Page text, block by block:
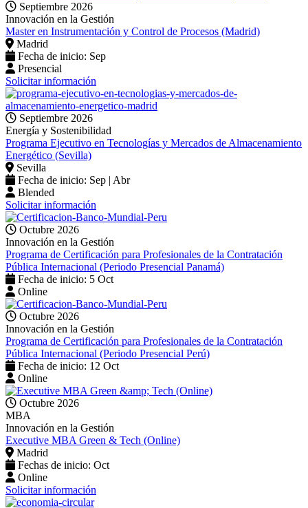
Septiembre 2026
Innovación en la Gestión
Master en Instrumentación y Control de Procesos (Madrid)
Madrid
Fecha de inicio: Sep
Presencial
Solicitar información
Septiembre 2026
Energía y Sostenibilidad
Programa Ejecutivo en Tecnologías y Mercados de Almacenamiento
Energético (Sevilla)
Sevilla
Fecha de inicio: Sep | Abr
Blended
Solicitar información
Octubre 2026
Innovación en la Gestión
Programa de Certificación para Profesionales de la Contratación
Pública Internacional (Periodo Presencial Panamá)
Fecha de inicio: 5 Oct
Online
Octubre 2026
Innovación en la Gestión
Programa de Certificación para Profesionales de la Contratación
Pública Internacional (Periodo Presencial Perú)
Fecha de inicio: 12 Oct
Online
Octubre 2026
MBA
Innovación en la Gestión
Executive MBA Green & Tech (Online)
Madrid
Fechas de inicio: Oct
Online
Solicitar información